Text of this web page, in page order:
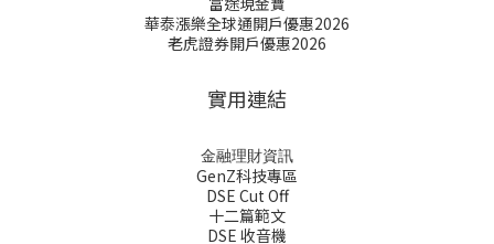
華泰漲樂全球通開戶優惠2026
老虎證券開戶優惠2026
實用連結
金融理財資訊
GenZ科技專區
DSE Cut Off
十二篇範文
DSE 收音機